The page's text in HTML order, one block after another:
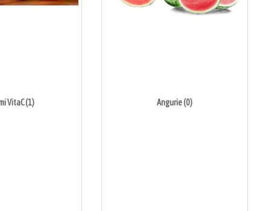
VitaC (1) Angurie (0)